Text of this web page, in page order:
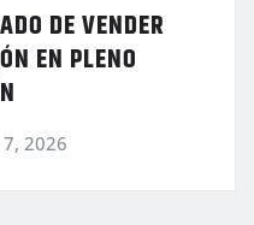
DE VENDER
EN PLENO
2026